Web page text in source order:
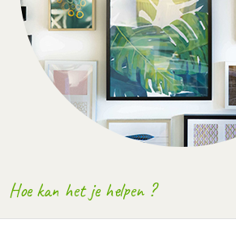
Hoe kan het je helpen ?